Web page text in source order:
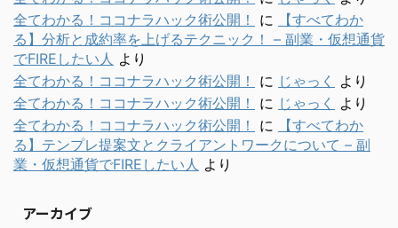
全てわかる！ココナラハック術公開！
に
【すべてわか
る】分析と成約率を上げるテクニック！ – 副業・仮想通貨
でFIREしたい人 より
全てわかる！ココナラハック術公開！
に じゃっく
より
全てわかる！ココナラハック術公開！
に じゃっく
より
全てわかる！ココナラハック術公開！
に
【すべてわか
る】テンプレ提案文とクライアントワークについて – 副
業・仮想通貨でFIREしたい人 より
アーカイブ